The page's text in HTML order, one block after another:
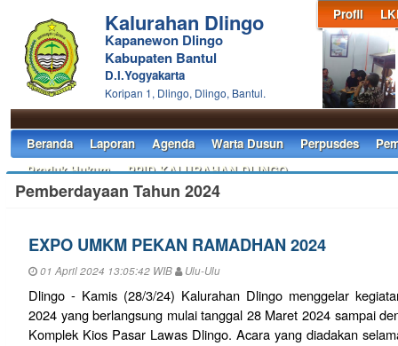
Profil
Kalurahan Dlingo
Kapanewon Dlingo
Kabupaten Bantul
D.I.Yogyakarta
Koripan 1, Dlingo, Dlingo, Bantul.
Beranda Laporan Agenda Warta Dusun Perpusdes
Produk Hukum
PPID KALURAHAN DLINGO
Pemberdayaan Tahun 2024
EXPO UMKM PEKAN RAMADHAN 2024
01 April 2024 13:05:42 WIB Ulu-Ulu
Dlingo - Kamis (28/3/24) Kalurahan Dlingo menggelar
2024 yang berlangsung mulai tanggal 28 Maret 2024 sampai
Komplek Kios Pasar Lawas Dlingo. Acara yang diadakan